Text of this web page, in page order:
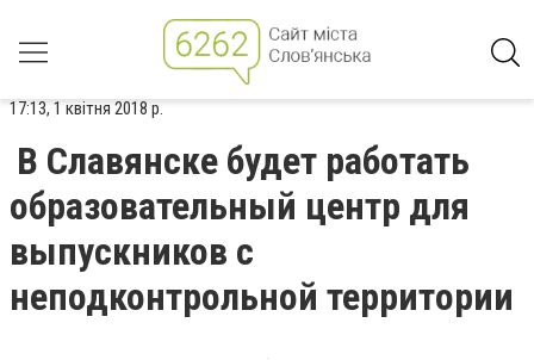
17:13, 1 квітня 2018 р.
В Славянске будет работать
образовательный центр для
выпускников с
неподконтрольной территории